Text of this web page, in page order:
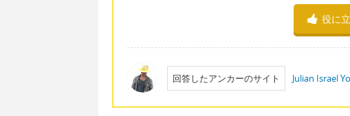
役に
回答したアンカーのサイト Julian Israel